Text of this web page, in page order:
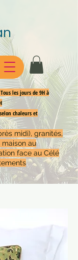
Tous les jours de 9H à
chaleurs et
midi), granités,
maison au
face au Célé